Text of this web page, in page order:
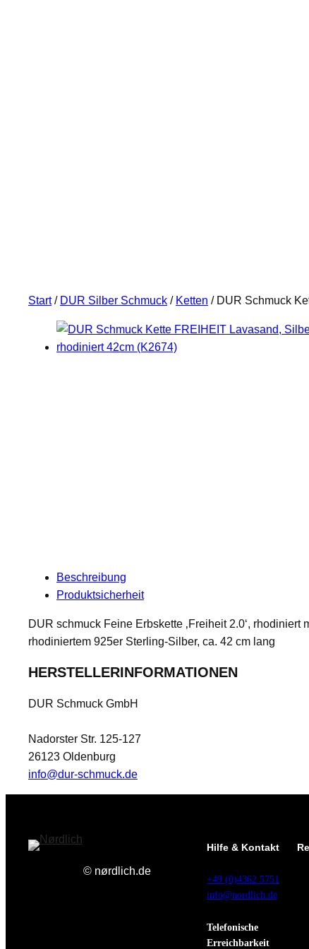
Start/ DUR Silber Schmuck / Ketten / DUR Schmuck
Beschreibung
Produktsicherheit
DUR schmuck Feine Erbskette ‚Freiheit 2.0‘,
rhodiniertem 925er Sterling-Silber, ca. 42 cm lang
HERSTELLERINFORMATIONEN
DUR Schmuck GmbH
Nadorster Str. 125-127
26123 Oldenburg
info@dur-schmuck.de
© nørdlich.de
Hilfe & Kontakt
+49 (0)4362 5751
info@nordlich.de
Telefonische
Erreichbarkeit